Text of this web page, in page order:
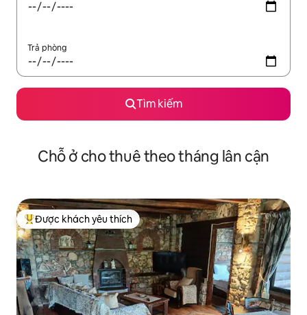
Trả phòng
Tìm kiếm
Chỗ ở cho thuê theo tháng lân cận
Được khách yêu thích nhất
Được khách yêu thích